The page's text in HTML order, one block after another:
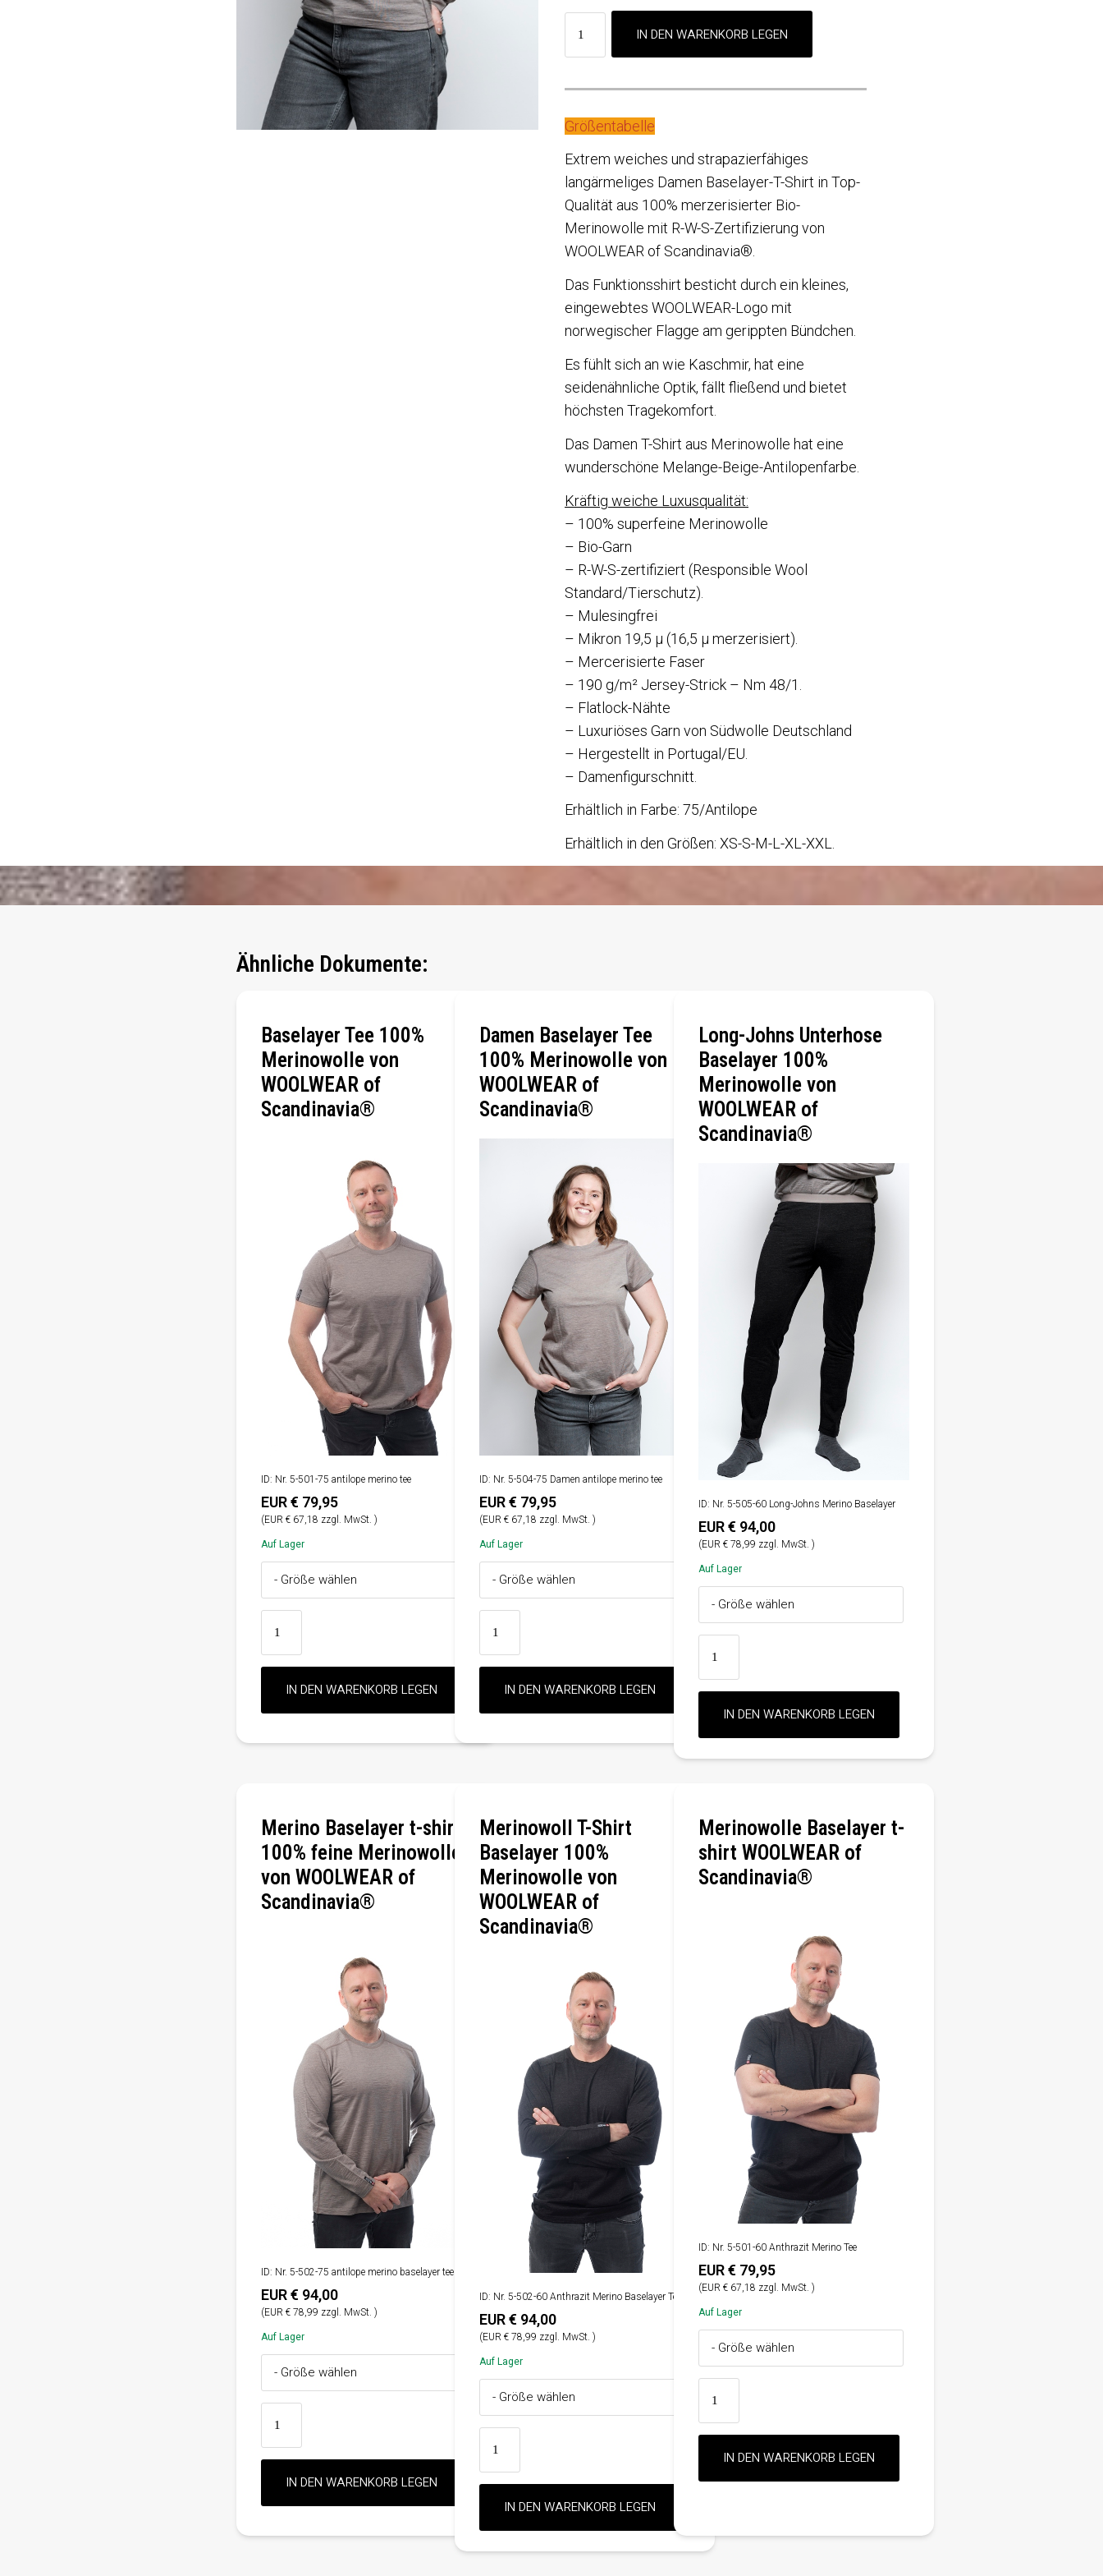
Größentabelle
Extrem weiches und strapazierfähiges
langärmeliges Damen Baselayer-T-Shirt in Top-
Qualität aus 100% merzerisierter Bio-
Merinowolle mit R-W-S-Zertifizierung von
WOOLWEAR of Scandinavia®.
Das Funktionsshirt besticht durch ein kleines,
eingewebtes WOOLWEAR-Logo mit
norwegischer Flagge am gerippten Bündchen.
Es fühlt sich an wie Kaschmir, hat eine
seidenähnliche Optik, fällt fließend und bietet
höchsten Tragekomfort.
Das Damen T-Shirt aus Merinowolle hat eine
wunderschöne Melange-Beige-Antilopenfarbe.
Kräftig weiche Luxusqualität:
– 100% superfeine Merinowolle
– Bio-Garn
– R-W-S-zertifiziert (Responsible Wool
Standard/Tierschutz).
– Mulesingfrei
– Mikron 19,5 μ (16,5 μ merzerisiert).
– Mercerisierte Faser
– 190 g/m² Jersey-Strick – Nm 48/1.
– Flatlock-Nähte
– Luxuriöses Garn von Südwolle Deutschland
– Hergestellt in Portugal/EU.
– Damenfigurschnitt.
Erhältlich in Farbe: 75/Antilope
Erhältlich in den Größen: XS-S-M-L-XL-XXL.
Ähnliche Dokumente:
Baselayer Tee 100%
Merinowolle von
WOOLWEAR of
Scandinavia®
ID: Nr. 5-501-75 antilope merino tee
EUR € 79,95
(EUR € 67,18 zzgl. MwSt. )
Auf Lager
Damen Baselayer Tee
100% Merinowolle von
WOOLWEAR of
Scandinavia®
ID: Nr. 5-504-75 Damen antilope merino tee
EUR € 79,95
(EUR € 67,18 zzgl. MwSt. )
Auf Lager
Long-Johns Unterhose
Baselayer 100%
Merinowolle von
WOOLWEAR of
Scandinavia®
ID: Nr. 5-505-60 Long-Johns Merino Baselayer
EUR € 94,00
(EUR € 78,99 zzgl. MwSt. )
Auf Lager
Merino Baselayer t-shirt
100% feine Merinowolle
von WOOLWEAR of
Scandinavia®
ID: Nr. 5-502-75 antilope merino baselayer tee
EUR € 94,00
(EUR € 78,99 zzgl. MwSt. )
Auf Lager
Merinowoll T-Shirt
Baselayer 100%
Merinowolle von
WOOLWEAR of
Scandinavia®
ID: Nr. 5-502-60 Anthrazit Merino Baselayer Tee
EUR € 94,00
(EUR € 78,99 zzgl. MwSt. )
Auf Lager
Merinowolle Baselayer t-
shirt WOOLWEAR of
Scandinavia®
ID: Nr. 5-501-60 Anthrazit Merino Tee
EUR € 79,95
(EUR € 67,18 zzgl. MwSt. )
Auf Lager